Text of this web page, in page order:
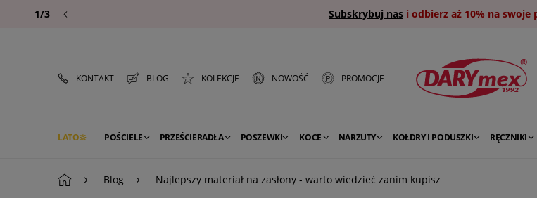
Subskrybuj nas i odbierz aż 10% na swoje
1/3
KONTAKT BLOG KOLEKCJE NOWOŚĆ
PROMOCJE
LATO POŚCIELE PRZEŚCIERADŁA POSZEWKI KOCE NARZUTY KOŁDRY I PODUSZKI RĘCZNIKI
Blog Najlepszy materiał na zasłony - warto wiedzieć zanim kupisz